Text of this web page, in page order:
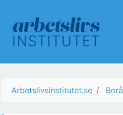
Arbetslivsinstitutet.se